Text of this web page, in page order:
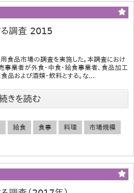
調査 2015
食品市場の調査を実施した。本調査におけ
事業者が外食・中食・給食事業者、食品加工
品および酒類・飲料とする。な...
きを読む
給食 食事 料理 市場規模